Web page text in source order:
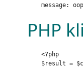
PHP
    <?php
$result =